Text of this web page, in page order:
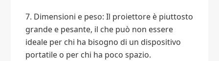
7. Dimensioni e peso: Il proiettore è piuttosto
grande e pesante, il che può non essere
ideale per chi ha bisogno di un dispositivo
portatile o per chi ha poco spazio.